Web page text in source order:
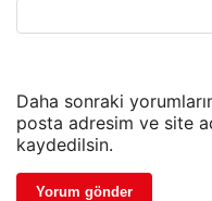
Daha sonraki
posta adresim ve site
kaydedilsin.